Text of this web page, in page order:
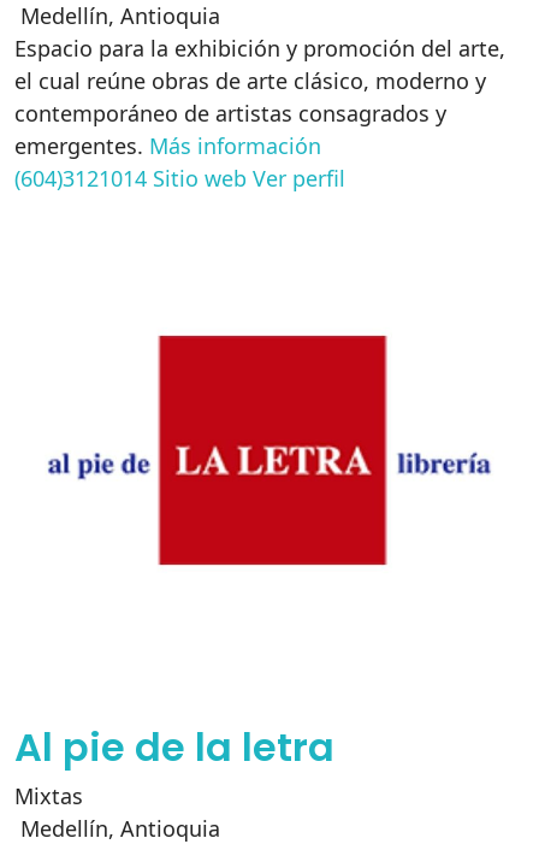
Medellín, Antioquia
Espacio para la exhibición y promoción del arte,
el cual reúne obras de arte clásico, moderno y
contemporáneo de artistas consagrados y
emergentes. Más información
(604)3121014 Sitio web Ver perfil
Al pie de la letra
Mixtas
Medellín, Antioquia